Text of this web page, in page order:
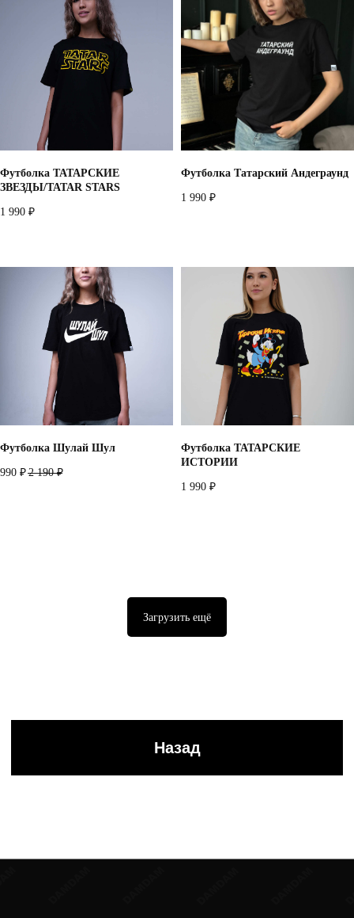
Футболка ТАТАРСКИЕ
ЗВЕЗДЫ/TATAR STARS
1 990 ₽
Футболка Татарский Андеграунд
1 990 ₽
Футболка Шулай Шул
990 ₽ 2 190 ₽
Футболка ТАТАРСКИЕ
ИСТОРИИ
1 990 ₽
Загрузить ещё